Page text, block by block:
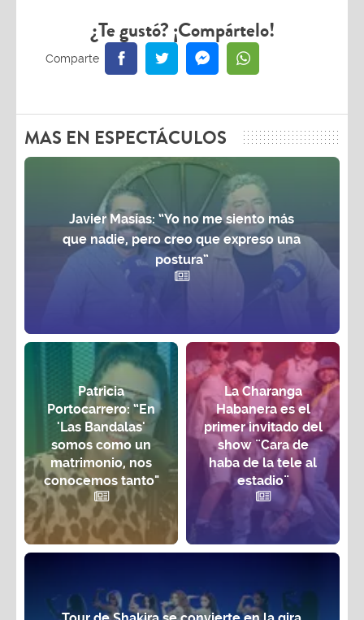
¿Te gustó? ¡Compártelo!
MAS EN ESPECTÁCULOS
Javier Masías: “Yo no me siento más
que nadie, pero creo que expreso una
postura”
Patricia
Portocarrero: “En
'Las Bandalas'
somos como un
matrimonio, nos
conocemos tanto"
La Charanga
Habanera es el
primer invitado del
show ¨Cara de
haba de la tele al
estadio¨